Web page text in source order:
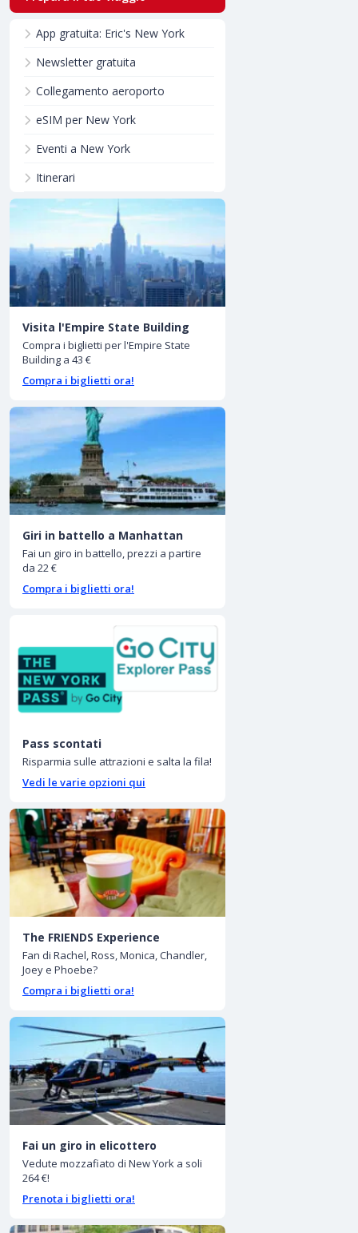
App gratuita: Eric's New York
Newsletter gratuita
Collegamento aeroporto
eSIM per New York
Eventi a New York
Itinerari
Visita l'Empire State Building
Compra i biglietti per l'Empire State
Building a 43 €
Compra i biglietti ora!
Giri in battello a Manhattan
Fai un giro in battello, prezzi a partire
da 22 €
Compra i biglietti ora!
Pass scontati
Risparmia sulle attrazioni e salta la fila!
Vedi le varie opzioni qui
The FRIENDS Experience
Fan di Rachel, Ross, Monica, Chandler,
Joey e Phoebe?
Compra i biglietti ora!
Fai un giro in elicottero
Vedute mozzafiato di New York a soli
264 €!
Prenota i biglietti ora!